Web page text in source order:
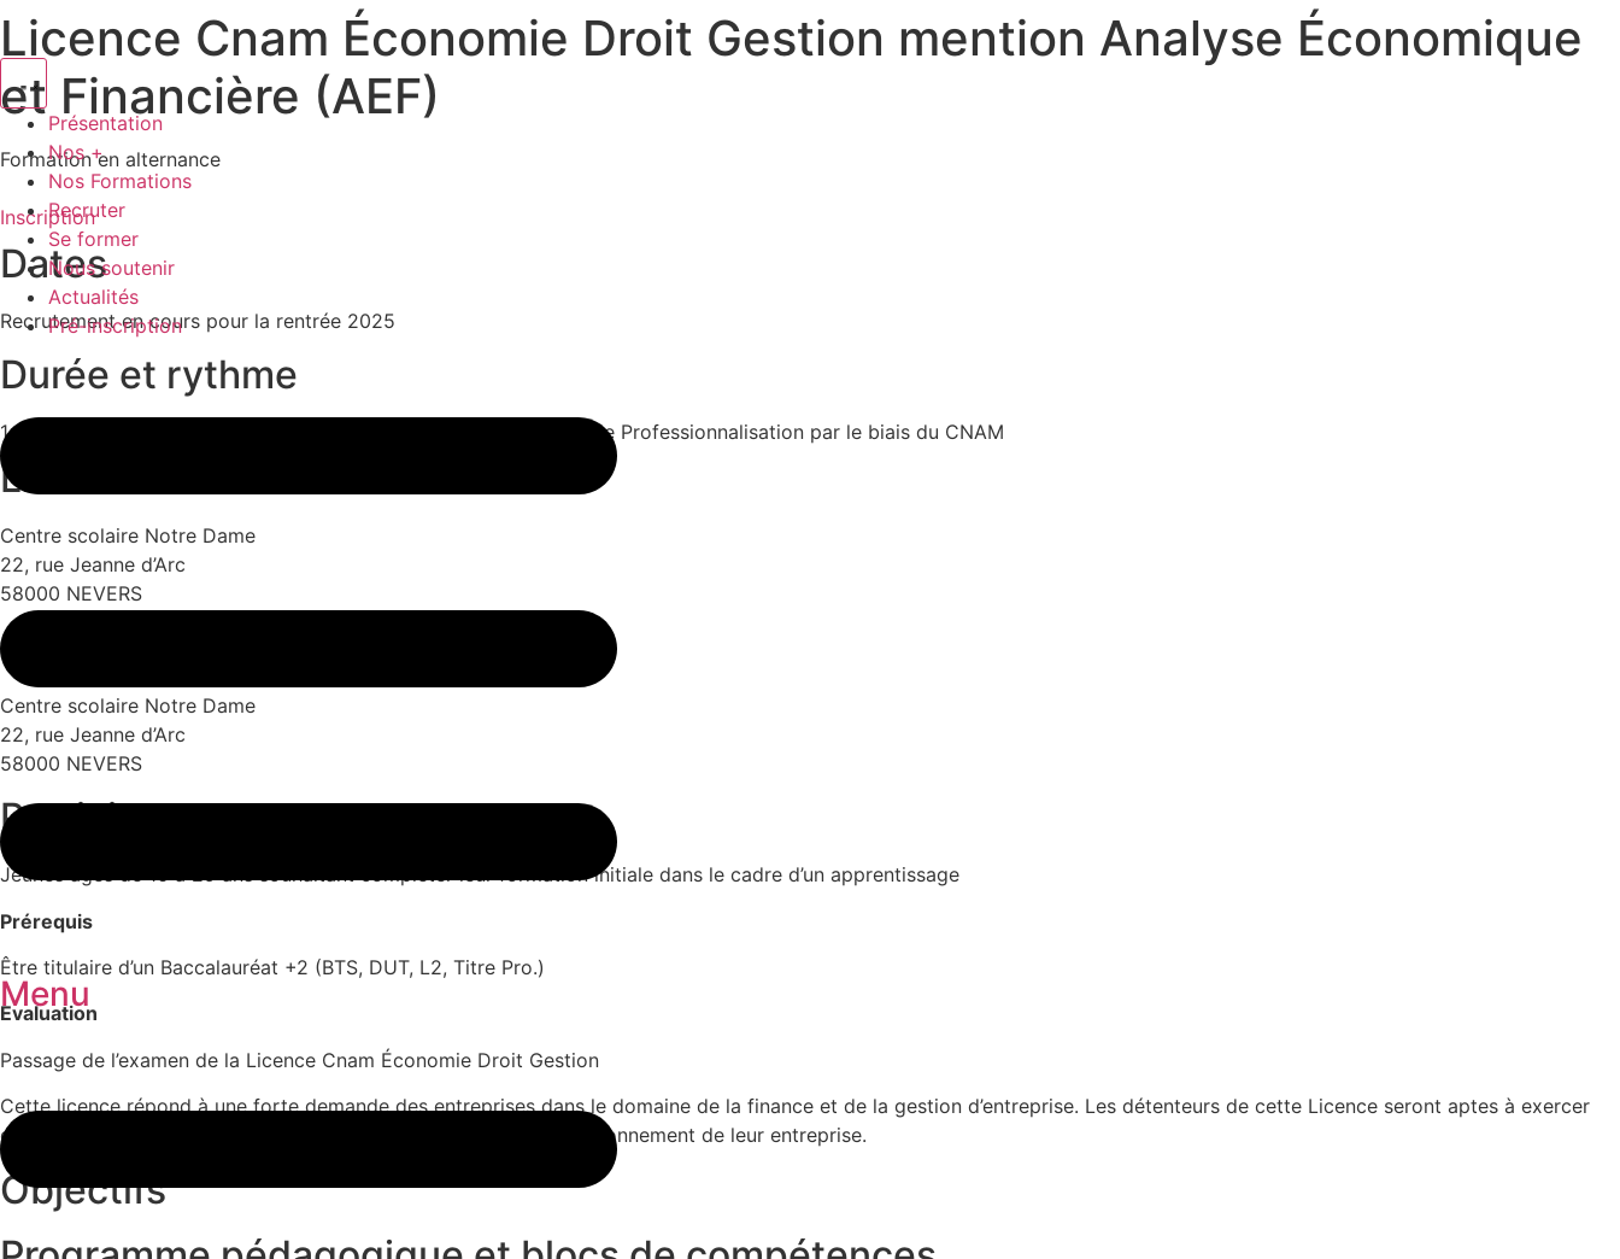
Aller
au
contenu
Présentation
Nos +
Nos Formations
Recruter
Se former
Nous soutenir
Actualités
Pré-inscription
Menu
Licence Cnam Économie Droit Gestion mention Analyse Économique
et Financière (AEF)
Formation en alternance
Inscription
Dates
Recrutement en cours pour la rentrée 2025
Durée et rythme
1 an – 550 h de formation en contrat d’apprentissage ou contrat de Professionnalisation par le biais du CNAM
Lieu de formation
Centre scolaire Notre Dame
22, rue Jeanne d’Arc
58000 NEVERS
Renseignements
Centre scolaire Notre Dame
22, rue Jeanne d’Arc
58000 NEVERS
Participants
Jeunes âgés de 16 à 29 ans souhaitant compléter leur formation initiale dans le cadre d’un apprentissage
Prérequis
Être titulaire d’un Baccalauréat +2 (BTS, DUT, L2, Titre Pro.)
Evaluation
Passage de l’examen de la Licence Cnam Économie Droit Gestion
Cette licence répond à une forte demande des entreprises dans le domaine de la finance et de la gestion d’entreprise. Les détenteurs de cette Licence seront aptes à exercer
dans les PME et les PMI et à apporter leur expertise pour le fonctionnement de leur entreprise.
Objectifs